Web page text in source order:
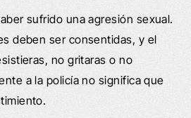
sufrido una agresión sexual.
deben ser consentidas, y el
no gritaras o no
a la policía no significa que